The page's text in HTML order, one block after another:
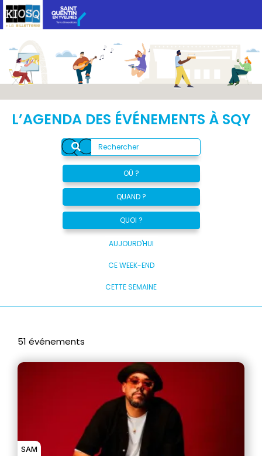
L’AGENDA DES ÉVÉNEMENTS À SQY
OÙ ?
QUAND ?
QUOI ?
AUJOURD'HUI
CE WEEK-END
CETTE SEMAINE
51 événements
SAM